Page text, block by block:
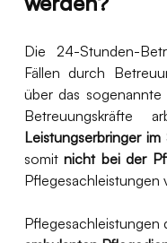
Die 24-Stunden-
Fällen durch
über das sogenannte
Betreuungskräfte
Leistungserbringer
somit nicht bei der
Pflegesachleistungen
Pflegesachleistungen